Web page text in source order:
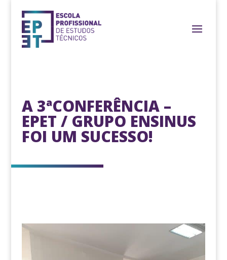
A 3ªCONFERÊNCIA –
EPET / GRUPO ENSINUS
FOI UM SUCESSO!